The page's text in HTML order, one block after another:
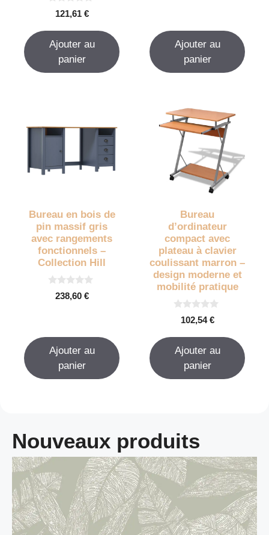
s
5
121,61 €
Ajouter au
panier
Ajouter au
panier
Bureau en bois de
pin massif gris
avec rangements
fonctionnels –
Collection Hill
s238,60 €
Ajouter au
panier
Bureau
d’ordinateur
compact avec
plateau à clavier
coulissant marron –
design moderne et
mobilité pratique
s
5
102,54€
Ajouter au
panier
Nouveaux produits